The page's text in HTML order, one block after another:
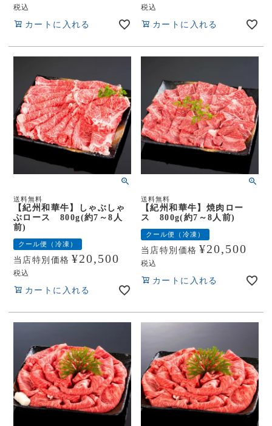
税込
カートに入れる
税込
カートに入れる
送料無料
【紀州和華牛】しゃぶしゃ
ぶロース 800g(約7～8人
前)
クール便（冷凍）
当店特別価格 ¥20,500
税込
カートに入れる
送料無料
【紀州和華牛】焼肉ロー
ス 800g(約7～8人前)
クール便（冷凍）
当店特別価格 ¥20,500
税込
カートに入れる